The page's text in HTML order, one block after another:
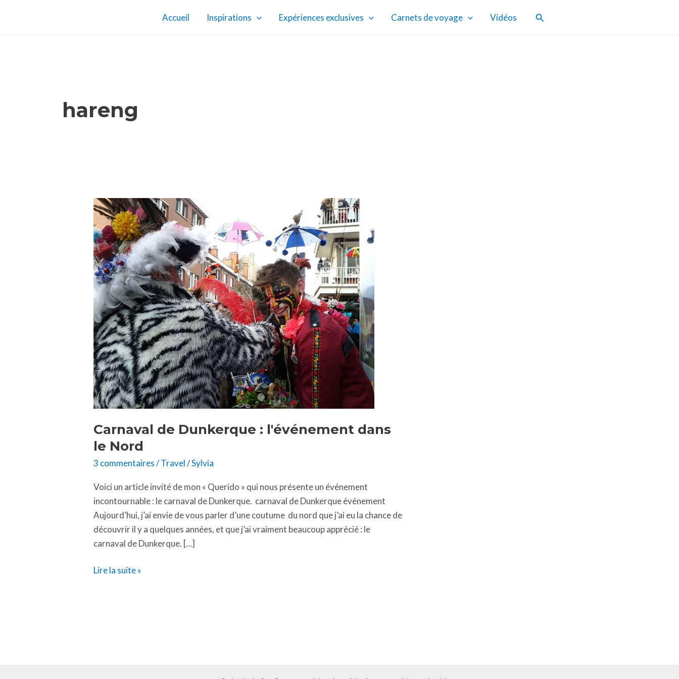
Accueil Inspirations Expériences exclusives Carnets de voyage Vidéos Rechercher
hareng
Carnaval de Dunkerque : l'événement dans
le Nord
3 commentaires /Travel/Sylvia
Voici un article invité de mon « Querido » qui nous présente un événement
incontournable : le carnaval de Dunkerque. carnaval de Dunkerque événement
Aujourd’hui, j’ai envie de vous parler d’une coutume du nord que j’ai eu la chance de
découvrir il y a quelques années, et que j’ai vraiment beaucoup apprécié : le
carnaval de Dunkerque. […]
Carnaval
de
Dunkerque
:
l'événement
dans
le
Nord
Lire la suite »